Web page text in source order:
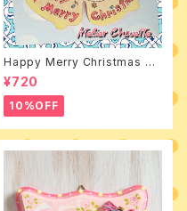
Happy Merry Christmas デ
ザインパケット
¥720
10%OFF